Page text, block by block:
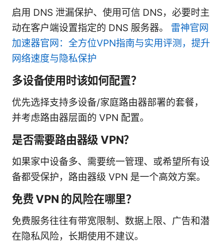
启用 DNS 泄漏保护、使用可信 DNS，必要时主
动在客户端设置指定的 DNS 服务器。 雷神官网
加速器官网：全方位VPN指南与实用评测，提升
网络速度与隐私保护
多设备使用时该如何配置？
优先选择支持多设备/家庭路由器部署的套餐，
并考虑路由器层面的 VPN 配置。
是否需要路由器级 VPN？
如果家中设备多、需要统一管理、或希望所有设
备都受保护，路由器级 VPN 是一个高效方案。
免费 VPN 的风险在哪里？
免费服务往往有带宽限制、数据上限、广告和潜
在隐私风险，长期使用不建议。